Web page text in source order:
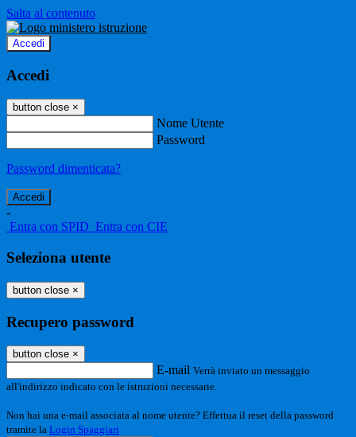
Salta al contenuto
Accedi
Accedi
button close ×
Nome Utente
Password
Password dimenticata?
-
Entra con SPID Entra con CIE
Seleziona utente
button close ×
Recupero password
button close ×
E-mail Verrà inviato un messaggio
all'indirizzo indicato con le istruzioni necessarie.
Non hai una e-mail associata al nome utente? Effettua il reset della password
tramite la Login Spaggiari